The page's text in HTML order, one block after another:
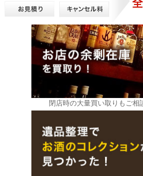
閉店時の大量買い取りもご相